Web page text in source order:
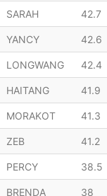
SARAH 42.7
YANCY 42.6
LONGWANG 42.4
HAITANG 41.9
MORAKOT 41.3
ZEB 41.2
PERCY 38.5
BRENDA 38